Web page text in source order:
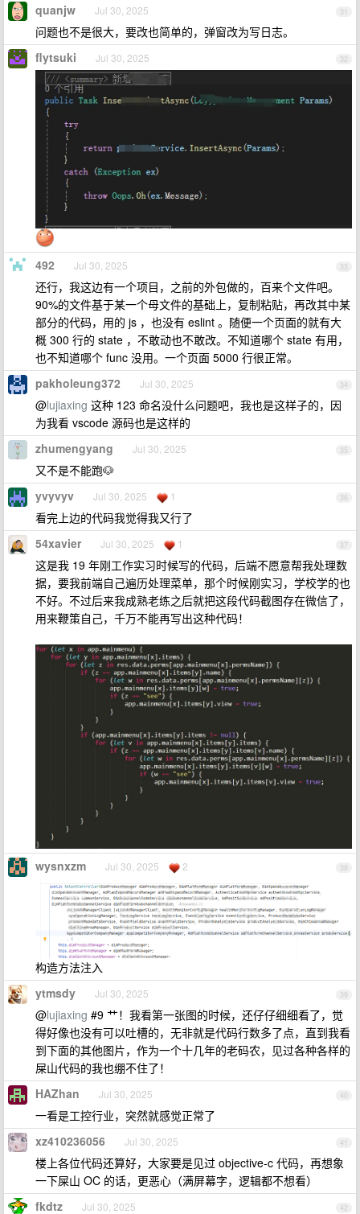
31
quanjw Jul 30, 2025
问题也不是很大，要改也简单的，弹窗改为写日志。
32
flytsuki Jul 30, 2025
33
492 Jul 30, 2025
还行，我这边有一个项目，之前的外包做的，百来个文件吧。
90%的文件基于某一个母文件的基础上，复制粘贴，再改其中某
部分的代码，用的 js ，也没有 eslint 。随便一个页面的就有大
概 300 行的 state ，不敢动也不敢改。不知道哪个 state 有用，
也不知道哪个 func 没用。一个页面 5000 行很正常。
34
pakholeung372 Jul 30, 2025
@lujiaxing 这种 123 命名没什么问题吧，我也是这样子的，因
为我看 vscode 源码也是这样的
35
zhumengyang Jul 30, 2025
又不是不能跑🐶
36
yvyvyv Jul 30, 2025 1
看完上边的代码我觉得我又行了
37
54xavier Jul 30, 2025 1
这是我 19 年刚工作实习时候写的代码，后端不愿意帮我处理数
据，要我前端自己遍历处理菜单，那个时候刚实习，学校学的也
不好。不过后来我成熟老练之后就把这段代码截图存在微信了，
用来鞭策自己，千万不能再写出这种代码！
38
wysnxzm Jul 30, 2025 2
构造方法注入
39
ytmsdy Jul 30, 2025
@lujiaxing #9 艹！我看第一张图的时候，还仔仔细细看了，觉
得好像也没有可以吐槽的，无非就是代码行数多了点，直到我看
到下面的其他图片，作为一个十几年的老码农，见过各种各样的
屎山代码的我也绷不住了！
40
HAZhan Jul 30, 2025
一看是工控行业，突然就感觉正常了
41
xz410236056 Jul 30, 2025
楼上各位代码还算好，大家要是见过 objective-c 代码，再想象
一下屎山 OC 的话，更恶心（满屏幕字，逻辑都不想看）
42
fkdtz Jul 30, 2025